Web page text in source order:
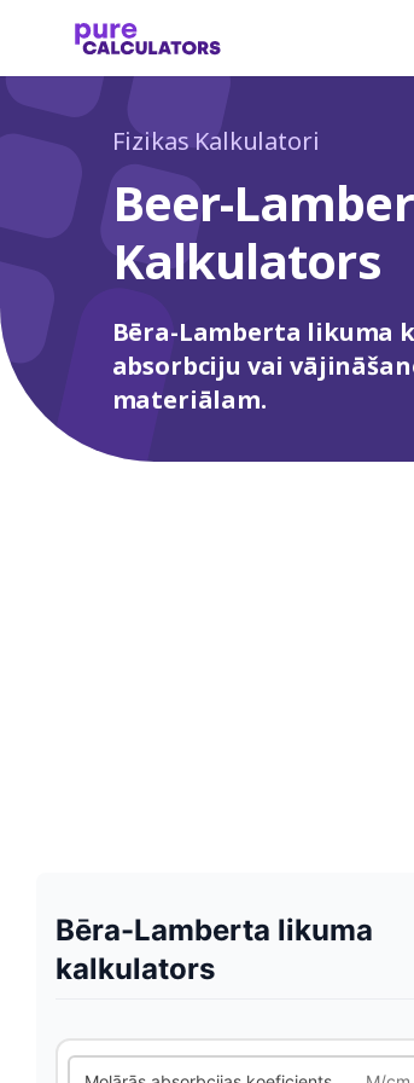
Fizikas Kalkulatori
Beer-
Kalkulators
Bēra-Lamberta likuma
absorbciju vai
materiālam.
Bēra-Lamberta likuma
kalkulators